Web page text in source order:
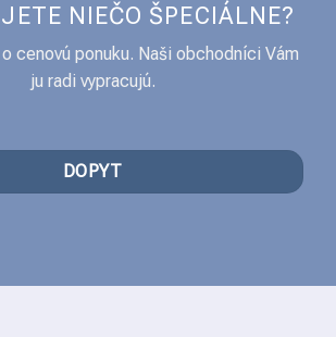
NIEČO ŠPECIÁLNE?
cenovú ponuku. Naši obchodníci Vám
ju radi vypracujú.
DOPYT